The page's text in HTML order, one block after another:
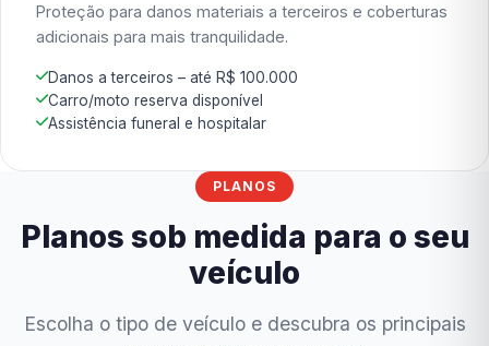
Proteção para danos materiais a terceiros e coberturas
adicionais para mais tranquilidade.
Danos a terceiros – até R$ 100.000
Carro/moto reserva disponível
Assistência funeral e hospitalar
PLANOS
Planos sob medida para o seu
veículo
Escolha o tipo de veículo e descubra os principais